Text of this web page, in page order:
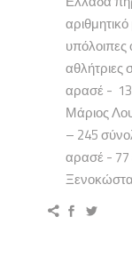
υπόλοιπες
αρασέ -
Μάριος
– 245
αρασέ - 77